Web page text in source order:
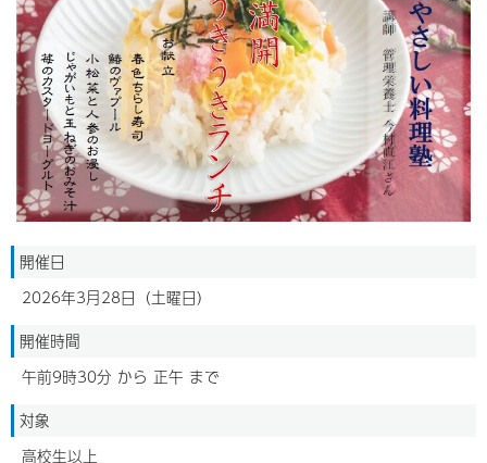
開催日
2026年3月28日（土曜日）
開催時間
午前9時30分 から 正午 まで
対象
高校生以上